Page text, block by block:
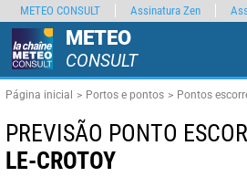
METEO
CONSULT
Página inicial Portos e pontos Pontos
PREVISÃO PONTO
LE-CROTOY
METEO CONSULT Assinatura Zen